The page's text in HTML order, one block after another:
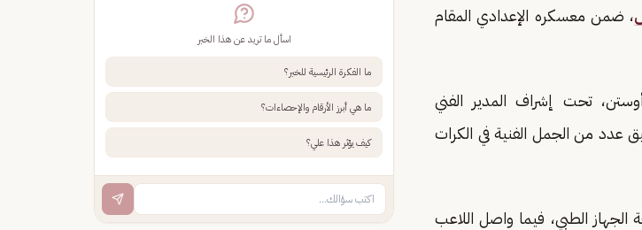
، ضمن معسكره الإعدادي المقام
تحت إشراف المدير الفني
عدد من الجمل الفنية في الكرات
الطبي، فيما واصل اللاعب
اسأل ما تريد عن هذا الخبر
ما الفكرة الرئيسية للخبر؟
ما هي أبرز الأرقام والإحصاءات؟
كيف يؤثر هذا علي؟